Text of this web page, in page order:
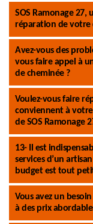
SOS Ramonage
réparation de votre
Avez-vous des
vous faire appel à
de cheminée ?
Voulez-vous faire
conviennent à votre
de SOS Ramonage
13- Il est
services d’un
budget est tout
Vous avez un
à des prix